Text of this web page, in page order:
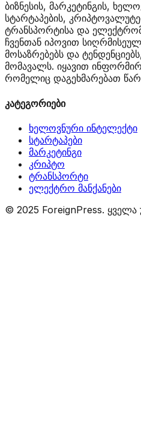
ბიზნესის, მარკეტინგის,
სტარტაპების,
ტრანსპორტისა და
ჩვენთან იპოვით
მოსაზრებებს და
მომავალს. იყავით
რომელიც დაგეხმარებათ
კატეგორიები
ხელოვნური ინტელექტი
სტარტაპები
მარკეტინგი
კრიპტო
ტრანსპორტი
ელექტრო მანქანები
© 2025 ForeignPress.